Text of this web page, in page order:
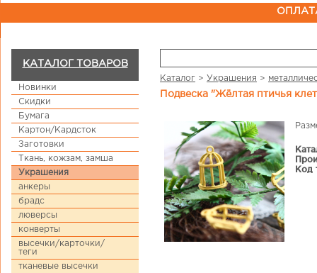
КАТАЛОГ ТОВАРОВ
Новинки
Скидки
Бумага
Картон/Кардсток
Заготовки
Ткань, кожзам, замша
Украшения
анкеры
брадс
люверсы
конверты
высечки/карточки/
теги
тканевые высечки
Каталог > Украшения >
Подвеска "Жёлтая птичья
Код